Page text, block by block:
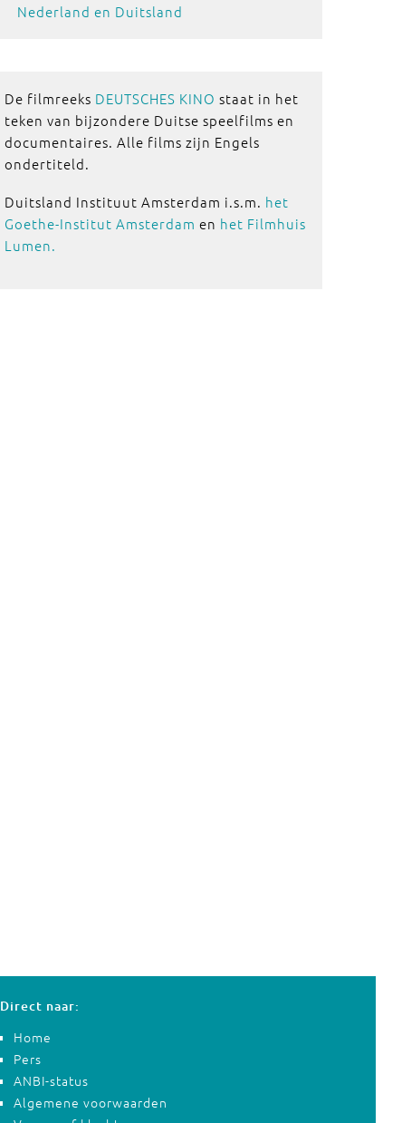
Nederland en Duitsland
De filmreeks DEUTSCHES KINO staat in het
teken van bijzondere Duitse speelfilms en
documentaires. Alle films zijn Engels
ondertiteld.
Duitsland Instituut Amsterdam i.s.m. het
Goethe-Institut Amsterdam en het Filmhuis
Lumen.
Direct naar:
Home
Pers
ANBI-status
Algemene voorwaarden